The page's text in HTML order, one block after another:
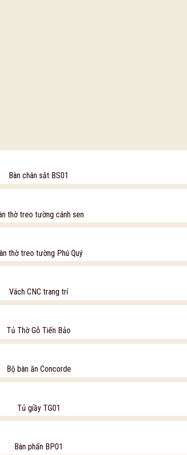
Bàn chân sắt BS01
thờ treo tường cánh sen
thờ treo tường Phú Quý
Vách CNC trang trí
Tủ Thờ Gỗ Tiến Bảo
Bộ bàn ăn Concorde
Tủ giầy TG01
Bàn phấn BP01